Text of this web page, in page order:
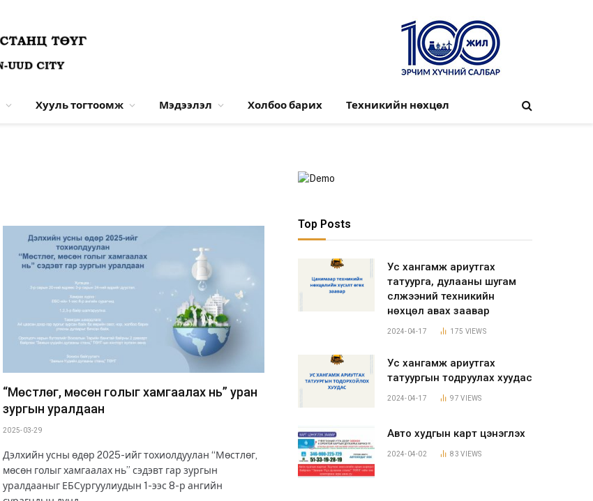
Хууль тогтоомж Мэдээлэл Холбоо барих Техникийн нөхцөл
“Мөстлөг, мөсөн голыг хамгаалах нь” уран
зургын уралдаан
2025-03-29
Дэлхийн усны өдөр 2025-ийг тохиолдуулан “Мөстлөг,
мөсөн голыг хамгаалах нь” сэдэвт гар зургын
уралдааныг ЕБСургуулиудын 1-ээс 8-р ангийн
Top Posts
Ус хангамж ариутгах
татуурга, дулааны шугам
сүлжээний техникийн
нөхцөл авах заавар
2024-04-17 175 VIEWS
Ус хангамж ариутгах
татуургын тодруулах хуудас
2024-04-17 97VIEWS
Авто худгын карт цэнэглэх
2024-04-02 83VIEWS